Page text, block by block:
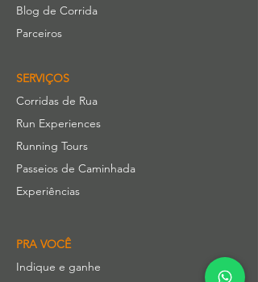
Blog de Corrida
Parceiros
SERVIÇOS
Corridas de Rua
Run Experiences
Running Tours
Passeios de Caminhada
Experiências
PRA VOCÊ
Indique e ganhe